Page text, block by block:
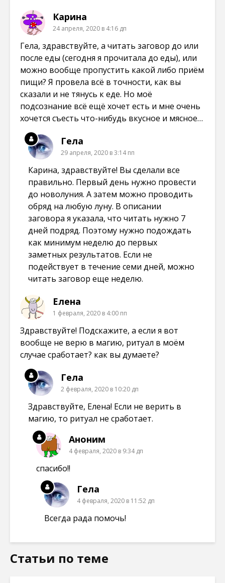
Карина
24 апреля, 2020 в 4:16 дп
Гела, здравствуйте, а читать заговор до или
после еды (сегодня я прочитала до еды), или
можно вообще пропустить какой либо приём
пищи? Я провела всё в точности, как вы
сказали и не тянусь к еде. Но моё
подсознание всё ещё хочет есть и мне очень
хочется съесть что-нибудь вкусное и мясное…
Гела
29 апреля, 2020 в 3:14 пп
Карина, здравствуйте! Вы сделали все
правильно. Первый день нужно провести
до новолуния. А затем можно проводить
обряд на любую луну. В описании
заговора я указала, что читать нужно 7
дней подряд. Поэтому нужно подождать
как минимум неделю до первых
заметных результатов. Если не
подействует в течение семи дней, можно
читать заговор еще неделю.
Елена
1 февраля, 2020 в 4:00 пп
Здравствуйте! Подскажите, а если я вот
вообще не верю в магию, ритуал в моём
случае сработает? как вы думаете?
Гела
2 февраля, 2020 в 10:20 дп
Здравствуйте, Елена! Если не верить в
магию, то ритуал не сработает.
Аноним
4 февраля, 2020 в 9:34 дп
спасибо!!
Гела
4 февраля, 2020 в 11:52 дп
Всегда рада помочь!
Статьи по теме